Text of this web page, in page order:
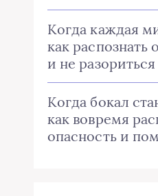
Когда каждая
как распознать
и не
Когда бокал
как вовремя
опасность и